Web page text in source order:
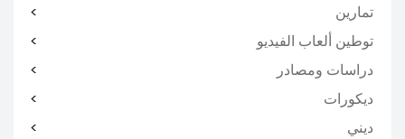
تمارين
توطين ألعاب الفيديو
دراسات ومصادر
ديكورات
ديني